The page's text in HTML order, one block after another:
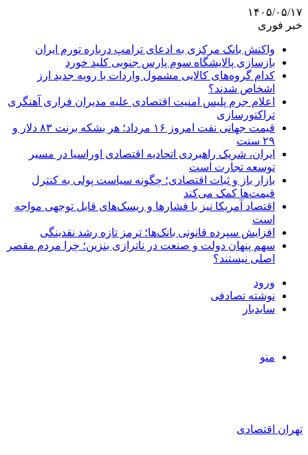
۱۴۰۵/۰۵/۱۷
خبر فوری
واکنش بانک مرکزی به ادعای ترامپ درباره تورم ایران
بازسازی پالایشگاه سوم پارس جنوبی کلید خورد
کدام گروه‌های کالایی مشمول واردات با رویه جدید ارز
اشخاص شدند؟
اعلام جرم پلیس امنیت اقتصادی علیه مدیران فراری آهنگری
تراکتورسازی
قیمت جهانی نفت امروز ۱۶ مرداد؛ هر بشکه برنت ۸۳ دلار و
۲۹ سنت
ایران، شریک راهبردی اتحادیه اقتصادی اوراسیا در مسیر
توسعه تجارت است
بازار باز و ثبات اقتصادی؛ چگونه سیاست پولی به کنترل
قیمت‌ها کمک می‌کند
اقتصاد آمریکا نیز با فشارها و ریسک‌های قابل توجهی مواجه
است
افزایش سپرده قانونی بانک‌ها؛ ترمز تازه رشد نقدینگی
سهم پنهان دولت و صنعت در ناترازی بنزین؛ چرا مردم مقصر
اصلی نیستند؟
ورود
نوشته تصادفی
سایدبار
منو
تهران اقتصادی